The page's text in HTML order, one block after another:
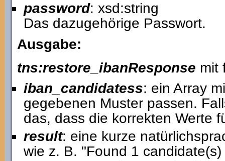
password: xsd:string
Das dazugehörige Passwort.
Ausgabe:
tns:restore_ibanResponse mit
iban_candidatess: ein Array
gegebenen Muster passen.
das, dass die korrekten Werte
result: eine kurze
wie z. B. "Found 1